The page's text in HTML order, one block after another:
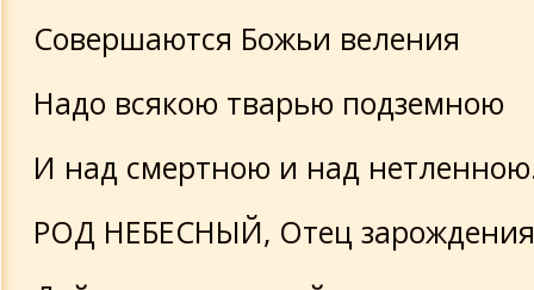
Совершаются Божьи веления
Надо всякою тварью подземною
И над смертною и над
РОД НЕБЕСНЫЙ, Отец